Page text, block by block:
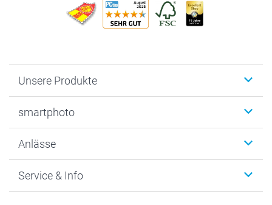
Unsere Produkte
Fotogeschenke
MyNameBook
Fotoabzüge, Fotos als Buch & Poster
smartphoto
Warum smartphoto
Datenschutz
Anlässe
Neujahr
Service & Info